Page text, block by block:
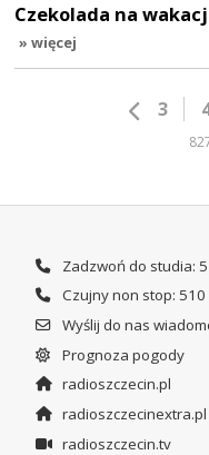
Czekolada na
» więcej
3
Zadzwoń do studia:
Czujny non stop:
Wyślij do nas
Prognoza pogody
radioszczecin.pl
radioszczecinextra.pl
radioszczecin.tv